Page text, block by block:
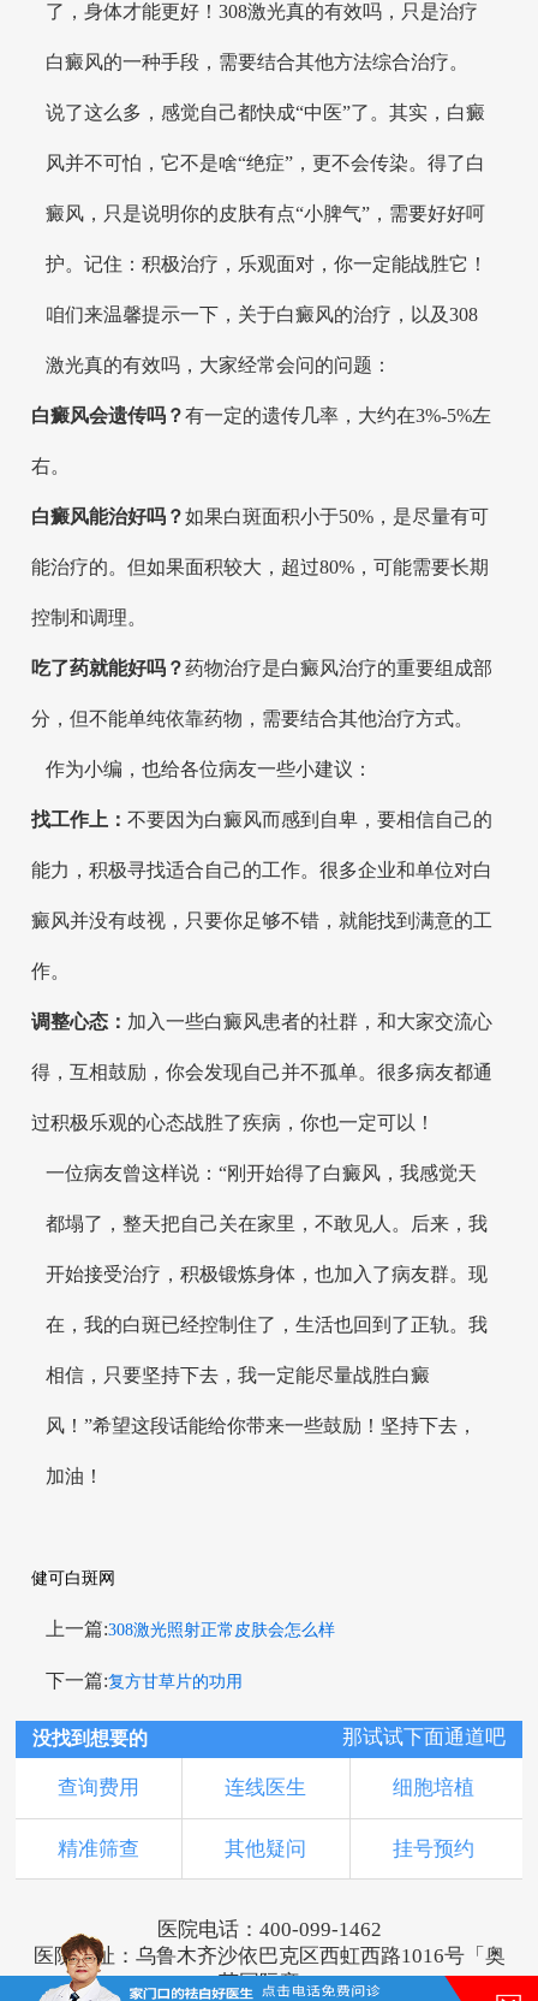
了，身体才能更好！308激光真的有效吗，只是治疗
白癜风的一种手段，需要结合其他方法综合治疗。
说了这么多，感觉自己都快成“中医”了。其实，白癜
风并不可怕，它不是啥“绝症”，更不会传染。得了白
癜风，只是说明你的皮肤有点“小脾气”，需要好好呵
护。记住：积极治疗，乐观面对，你一定能战胜它！
咱们来温馨提示一下，关于白癜风的治疗，以及308
激光真的有效吗，大家经常会问的问题：
白癜风会遗传吗？有一定的遗传几率，大约在3%-5%左
右。
白癜风能治好吗？如果白斑面积小于50%，是尽量有可
能治疗的。但如果面积较大，超过80%，可能需要长期
控制和调理。
吃了药就能好吗？药物治疗是白癜风治疗的重要组成部
分，但不能单纯依靠药物，需要结合其他治疗方式。
作为小编，也给各位病友一些小建议：
找工作上： 不要因为白癜风而感到自卑，要相信自己的
能力，积极寻找适合自己的工作。很多企业和单位对白
癜风并没有歧视，只要你足够不错，就能找到满意的工
作。
调整心态： 加入一些白癜风患者的社群，和大家交流心
得，互相鼓励，你会发现自己并不孤单。很多病友都通
过积极乐观的心态战胜了疾病，你也一定可以！
一位病友曾这样说：“刚开始得了白癜风，我感觉天
都塌了，整天把自己关在家里，不敢见人。后来，我
开始接受治疗，积极锻炼身体，也加入了病友群。现
在，我的白斑已经控制住了，生活也回到了正轨。我
相信，只要坚持下去，我一定能尽量战胜白癜
风！”希望这段话能给你带来一些鼓励！坚持下去，
加油！
健可白斑网
上一篇:308激光照射正常皮肤会怎么样
下一篇:复方甘草片的功用
没找到想要的 那试试下面通道吧
查询费用 连线医生 细胞培植
精准筛查 其他疑问 挂号预约
医院电话：400-099-1462
医院地址：乌鲁木齐沙依巴克区西虹西路1016号「奥
莱国际旁」